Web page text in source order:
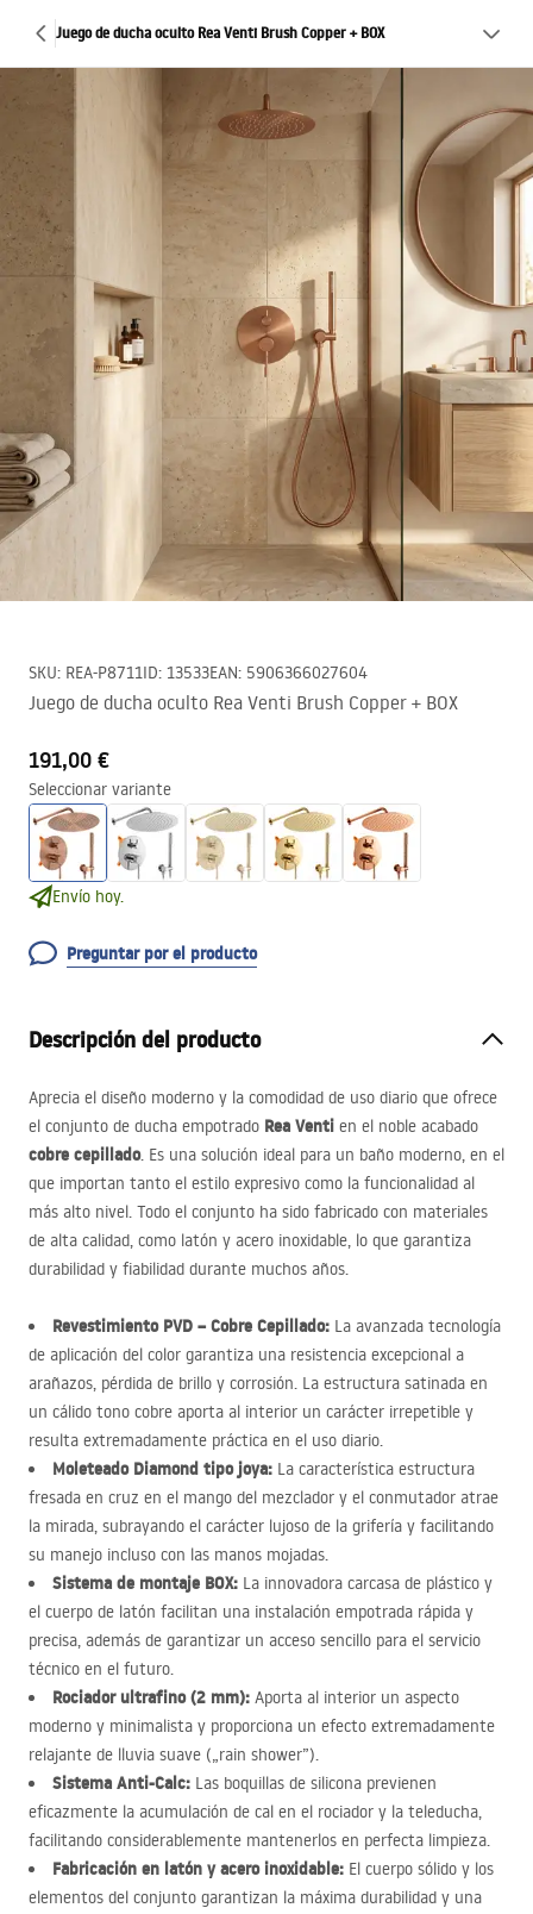
Juego de ducha oculto Rea Venti Brush Copper + BOX
SKU: REA-P8711ID: 13533EAN: 5906366027604
Juego de ducha oculto Rea Venti Brush Copper + BOX
191,00 €
Seleccionar variante
Envío hoy.
Preguntar por el producto
Descripción del producto
Aprecia el diseño moderno y la comodidad de uso diario que ofrece
el conjunto de ducha empotrado Rea Venti en el noble acabado
cobre cepillado. Es una solución ideal para un baño moderno, en el
que importan tanto el estilo expresivo como la funcionalidad al
más alto nivel. Todo el conjunto ha sido fabricado con materiales
de alta calidad, como latón y acero inoxidable, lo que garantiza
durabilidad y fiabilidad durante muchos años.
Revestimiento PVD – Cobre Cepillado: La avanzada tecnología
de aplicación del color garantiza una resistencia excepcional a
arañazos, pérdida de brillo y corrosión. La estructura satinada en
un cálido tono cobre aporta al interior un carácter irrepetible y
resulta extremadamente práctica en el uso diario.
Moleteado Diamond tipo joya: La característica estructura
fresada en cruz en el mango del mezclador y el conmutador atrae
la mirada, subrayando el carácter lujoso de la grifería y facilitando
su manejo incluso con las manos mojadas.
Sistema de montaje BOX: La innovadora carcasa de plástico y
el cuerpo de latón facilitan una instalación empotrada rápida y
precisa, además de garantizar un acceso sencillo para el servicio
técnico en el futuro.
Rociador ultrafino (2 mm): Aporta al interior un aspecto
moderno y minimalista y proporciona un efecto extremadamente
relajante de lluvia suave („rain shower”).
Sistema Anti-Calc: Las boquillas de silicona previenen
eficazmente la acumulación de cal en el rociador y la teleducha,
facilitando considerablemente mantenerlos en perfecta limpieza.
Fabricación en latón y acero inoxidable: El cuerpo sólido y los
elementos del conjunto garantizan la máxima durabilidad y una